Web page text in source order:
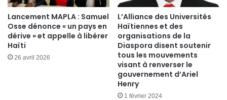
Lancement MAPLA : Samuel
Osse dénonce « un pays en
dérive » et appelle à libérer
Haïti
26 avril 2026
L’Alliance des Universités
Haïtiennes et des
organisations de la
Diaspora disent soutenir
tous les mouvements
visant à renverser le
gouvernement d’Ariel
Henry
1 février 2024